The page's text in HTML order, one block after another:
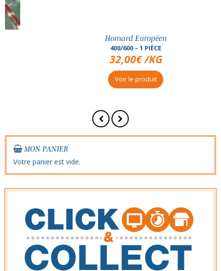
Homard Européen
400/600 – 1 PIÈCE
32,00€/KG
Voir le produit
MON PANIER
Votre panier est vide.